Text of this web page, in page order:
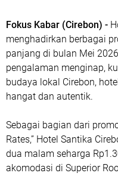
Fokus Kabar (Cirebon) -
menghadirkan berbagai
panjang di bulan Mei
pengalaman menginap,
budaya lokal Cirebon,
hangat dan autentik.
Sebagai bagian dari
Rates,” Hotel Santika
dua malam seharga
akomodasi di Superior